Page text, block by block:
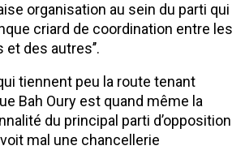
organisation au sein du parti qui
criard de coordination entre les
des autres’’.
tiennent peu la route tenant
Bah Oury est quand même la
du principal parti d’opposition
mal une chancellerie